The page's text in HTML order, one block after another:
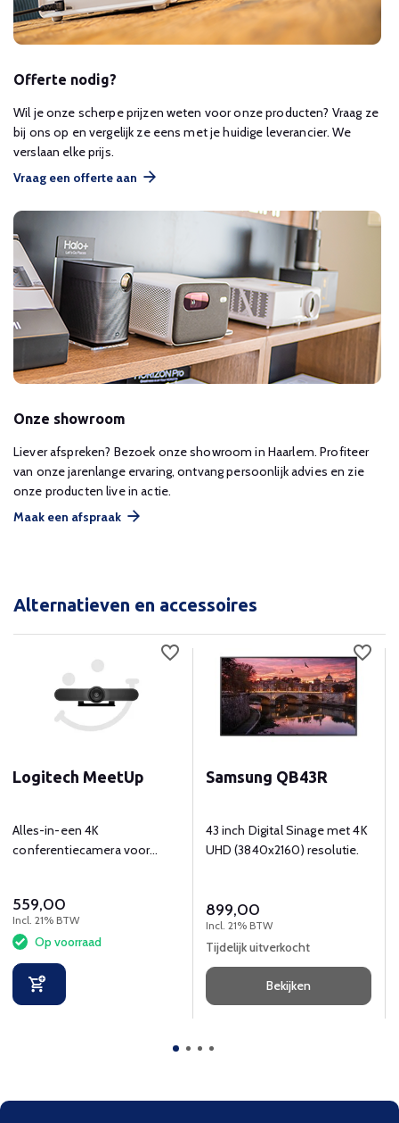
Offerte nodig?
Wil je onze scherpe prijzen weten voor onze producten? Vraag ze
bij ons op en vergelijk ze eens met je huidige leverancier. We
verslaan elke prijs.
Vraag een offerte aan
Onze showroom
Liever afspreken? Bezoek onze showroom in Haarlem. Profiteer
van onze jarenlange ervaring, ontvang persoonlijk advies en zie
onze producten live in actie.
Maak een afspraak
Alternatieven en accessoires
Logitech MeetUp
Alles-in-een 4K
conferentiecamera voor
559,00
Incl. 21% BTW
Op voorraad
Samsung QB43R
43 inch Digital Sinage met 4K
UHD (3840x2160) resolutie.
899,00
Incl. 21% BTW
Tijdelijk uitverkocht
Bekijken